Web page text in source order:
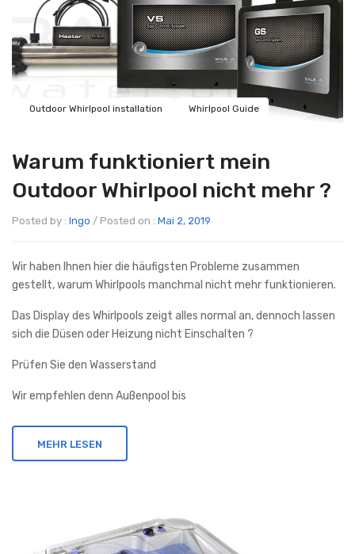
Outdoor Whirlpool installation Whirlpool Guide
Warum funktioniert mein
Outdoor Whirlpool nicht mehr ?
Posted by : Ingo / Posted on : Mai 2, 2019
Wir haben Ihnen hier die häufigsten Probleme zusammen
gestellt, warum Whirlpools manchmal nicht mehr funktionieren.
Das Display des Whirlpools zeigt alles normal an, dennoch lassen
sich die Düsen oder Heizung nicht Einschalten ?
Prüfen Sie den Wasserstand
Wir empfehlen denn Außenpool bis
MEHR LESEN